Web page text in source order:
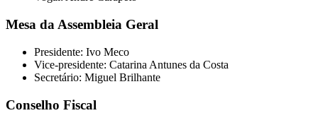
Mesa da Assembleia Geral
Presidente: Ivo Meco
Vice-presidente: Catarina Antunes da Costa
Secretário: Miguel Brilhante
Conselho Fiscal